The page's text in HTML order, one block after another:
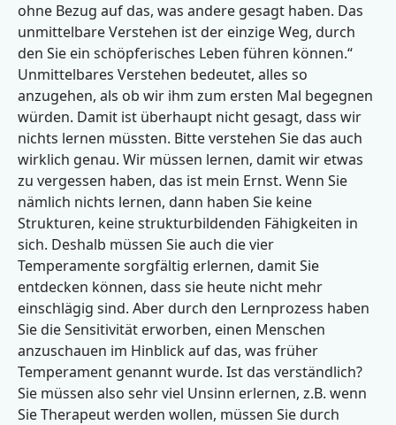
ohne Bezug auf das, was andere gesagt haben. Das
unmittelbare Verstehen ist der einzige Weg, durch
den Sie ein schöpferisches Leben führen können.“
Unmittelbares Verstehen bedeutet, alles so
anzugehen, als ob wir ihm zum ersten Mal begegnen
würden. Damit ist überhaupt nicht gesagt, dass wir
nichts lernen müssten. Bitte verstehen Sie das auch
wirklich genau. Wir müssen lernen, damit wir etwas
zu vergessen haben, das ist mein Ernst. Wenn Sie
nämlich nichts lernen, dann haben Sie keine
Strukturen, keine strukturbildenden Fähigkeiten in
sich. Deshalb müssen Sie auch die vier
Temperamente sorgfältig erlernen, damit Sie
entdecken können, dass sie heute nicht mehr
einschlägig sind. Aber durch den Lernprozess haben
Sie die Sensitivität erworben, einen Menschen
anzuschauen im Hinblick auf das, was früher
Temperament genannt wurde. Ist das verständlich?
Sie müssen also sehr viel Unsinn erlernen, z.B. wenn
Sie Therapeut werden wollen, müssen Sie durch